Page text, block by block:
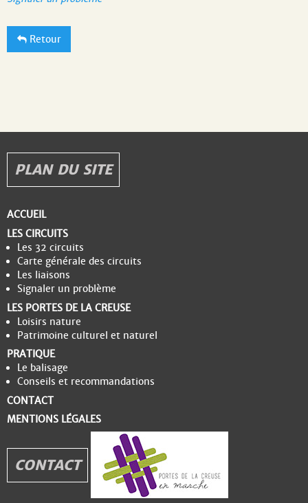
Retour
PLAN DU SITE
ACCUEIL
LES CIRCUITS
Les 32 circuits
Carte générale des circuits
Les liaisons
Signaler un problème
LES PORTES DE LA CREUSE
Loisirs nature
Patrimoine culturel et naturel
PRATIQUE
Le balisage
Conseils et recommandations
CONTACT
MENTIONS LÉGALES
CONTACT